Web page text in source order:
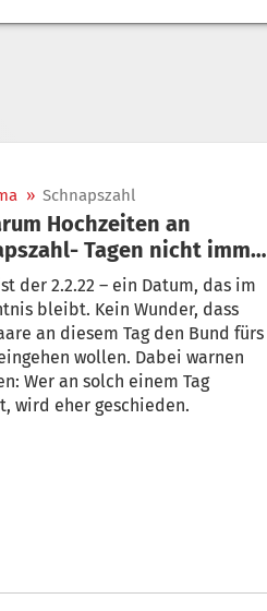
» Schnapszahl
Tagen nicht immer
Idee sind
der 2.2.22 – ein Datum, das im
bleibt. Kein Wunder, dass
an diesem Tag den Bund fürs
wollen. Dabei warnen
Wer an solch einem Tag
wird eher geschieden.